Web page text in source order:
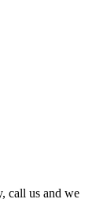
call us and we